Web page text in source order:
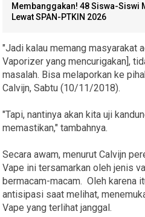
Membanggakan! 48 Siswa-Siswi
Lewat SPAN-PTKIN 2026
"Jadi kalau memang masyarakat
Vaporizer yang mencurigakan],
masalah. Bisa melaporkan ke
Calvijn, Sabtu (10/11/2018).
"Tapi, nantinya akan kita uji
memastikan," tambahnya.
Secara awam, menurut Calvijn
Vape ini tersamarkan oleh jenis
bermacam-macam. Oleh karena
antisipasi saat melihat,
Vape yang terlihat janggal.